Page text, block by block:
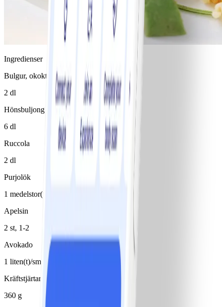
Ingredienser
Bulgur, okokt
2 dl
Hönsbuljong
6 dl
Ruccola
2 dl
Purjolök
1 medelstor(t)/medelstora
Apelsin
2 st, 1-2
Avokado
1 liten(t)/små
Kräftstjärtar
360 g